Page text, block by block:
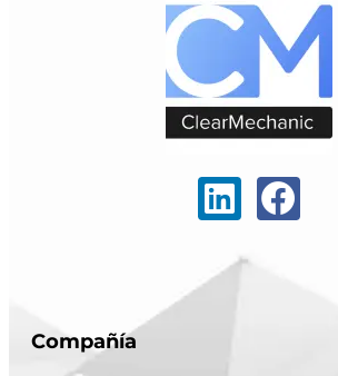
Compañía